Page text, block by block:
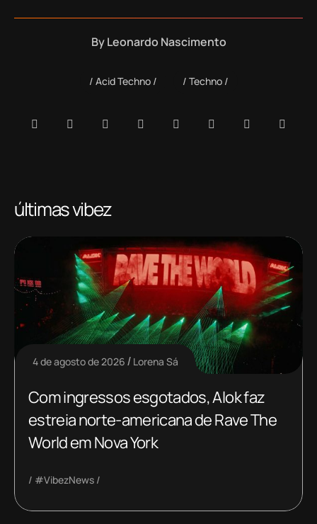
ByLeonardo Nascimento
Acid Techno Techno
últimas vibez
4 de agosto de 2026 Lorena Sá
Com ingressos esgotados, Alok faz
estreia norte-americana de Rave The
World em Nova York
#VibezNews